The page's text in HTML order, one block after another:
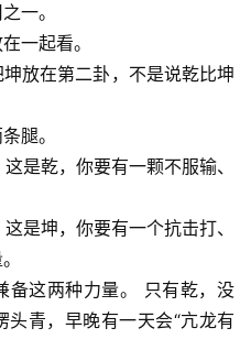
一。
一起看。
放在第二卦，不是说乾比坤
腿。
是乾，你要有一颗不服输、
是坤，你要有一个抗击打、
备这两种力量。 只有乾，没
青，早晚有一天会“亢龙有